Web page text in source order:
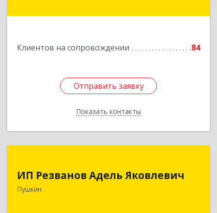
Клиентов на сопровождении 84
Отправить заявку
Показать контакты
Подробнее
Отправить заявку
Назад
ИП Резванов Адель Яковлевич
Пушкин
196602, Санкт-Петербург г, Пушкин г, Красной